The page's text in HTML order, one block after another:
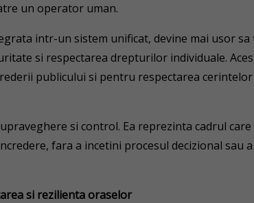
un operator uman.
intr-un sistem unificat, devine mai usor
si respectarea drepturilor individuale.
publicului si pentru respectarea
si control. Ea reprezinta cadrul
fara a incetini procesul decizional sau
si rezilienta oraselor